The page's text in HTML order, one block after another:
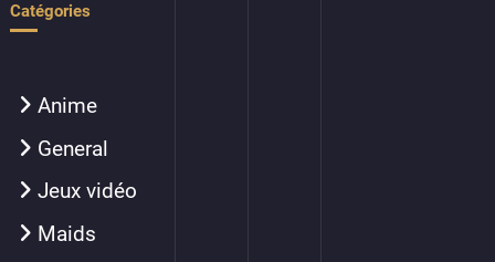
Catégories
Anime
General
Jeux vidéo
Maids